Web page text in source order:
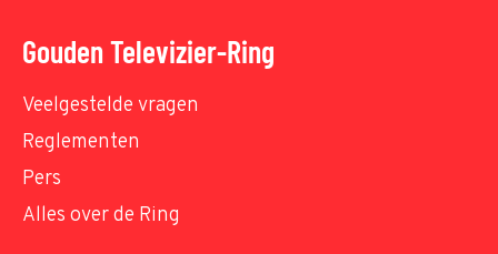
Gouden Televizier-Ring
Veelgestelde vragen
Reglementen
Pers
Alles over de Ring